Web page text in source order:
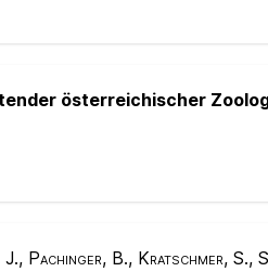
österreichischer
Pachinger, B., Kratschmer, S.,